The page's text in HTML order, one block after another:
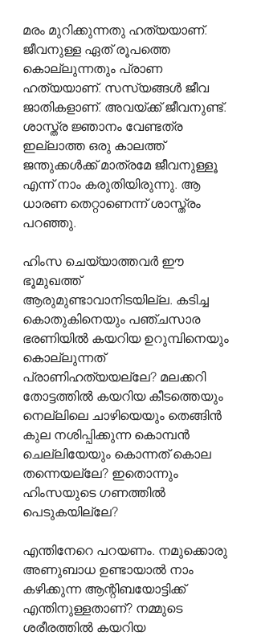
മരം മുറിക്കുന്നതു ഹത്യയാണ്.
ജീവനുള്ള ഏത് രൂപത്തെ
കൊല്ലുന്നതും പ്രാണ
ഹത്യയാണ്. സസ്യങ്ങൾ ജീവ
ജാതികളാണ്. അവയ്ക്ക് ജീവനുണ്ട്.
ശാസ്ത്ര ജ്ഞാനം വേണ്ടത്ര
ഇല്ലാത്ത ഒരു കാലത്ത്
ജന്തുക്കൾക്ക് മാത്രമേ ജീവനുള്ളൂ
എന്ന് നാം കരുതിയിരുന്നു. ആ
ധാരണ തെറ്റാണെന്ന് ശാസ്ത്രം
പറഞ്ഞു.
ഹിംസ ചെയ്യാത്തവർ ഈ
ഭൂമുഖത്ത്
ആരുമുണ്ടാവാനിടയില്ല. കടിച്ച
കൊതുകിനെയും പഞ്ചസാര
ഭരണിയിൽ കയറിയ ഉറുമ്പിനെയും
കൊല്ലുന്നത്
പ്രാണിഹത്യയല്ലേ? മലക്കറി
തോട്ടത്തിൽ കയറിയ കീടത്തെയും
നെല്ലിലെ ചാഴിയെയും തെങ്ങിൻ
കുല നശിപ്പിക്കുന്ന കൊമ്പൻ
ചെല്ലിയേയും കൊന്നത് കൊല
തന്നെയല്ലേ? ഇതൊന്നും
ഹിംസയുടെ ഗണത്തിൽ
പെടുകയില്ലേ?
എന്തിനേറെ പറയണം. നമുക്കൊരു
അണുബാധ ഉണ്ടായാൽ നാം
കഴിക്കുന്ന ആന്റിബയോട്ടിക്ക്
എന്തിനുള്ളതാണ്? നമ്മുടെ
ശരീരത്തിൽ കയറിയ